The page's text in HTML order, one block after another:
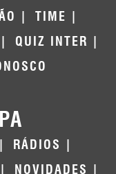
TIME
QUIZ INTER
RÁDIOS
NOVIDADES